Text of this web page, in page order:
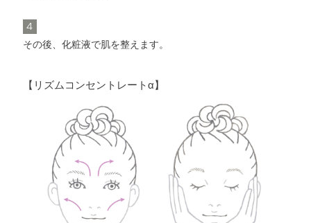
4
その後、化粧液で肌を整えます。
【リズムコンセントレートα】